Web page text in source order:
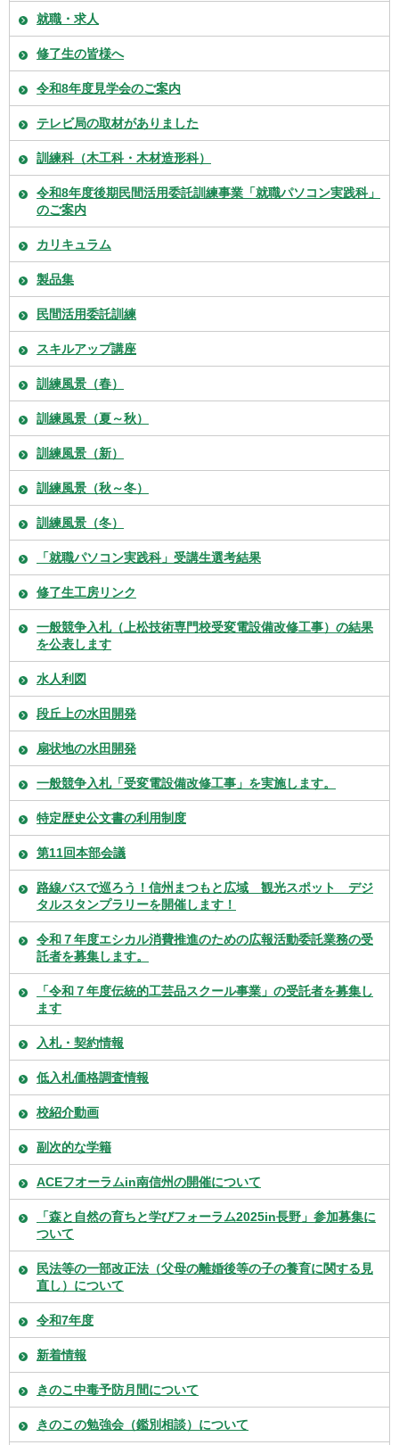
就職・求人
修了生の皆様へ
令和8年度見学会のご案内
テレビ局の取材がありました
訓練科（木工科・木材造形科）
令和8年度後期民間活用委託訓練事業「就職パソコン実践科」
のご案内
カリキュラム
製品集
民間活用委託訓練
スキルアップ講座
訓練風景（春）
訓練風景（夏～秋）
訓練風景（新）
訓練風景（秋～冬）
訓練風景（冬）
「就職パソコン実践科」受講生選考結果
修了生工房リンク
一般競争入札（上松技術専門校受変電設備改修工事）の結果
を公表します
水人利図
段丘上の水田開発
扇状地の水田開発
一般競争入札「受変電設備改修工事」を実施します。
特定歴史公文書の利用制度
第11回本部会議
路線バスで巡ろう！信州まつもと広域 観光スポット デジ
タルスタンプラリーを開催します！
令和７年度エシカル消費推進のための広報活動委託業務の受
託者を募集します。
「令和７年度伝統的工芸品スクール事業」の受託者を募集し
ます
入札・契約情報
低入札価格調査情報
校紹介動画
副次的な学籍
ACEフオーラムin南信州の開催について
「森と自然の育ちと学びフォーラム2025in長野」参加募集に
ついて
民法等の一部改正法（父母の離婚後等の子の養育に関する見
直し）について
令和7年度
新着情報
きのこ中毒予防月間について
きのこの勉強会（鑑別相談）について